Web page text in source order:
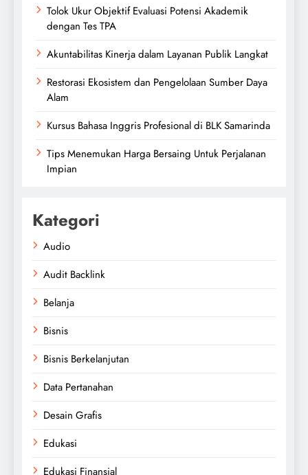
Tolok Ukur Objektif Evaluasi Potensi Akademik
dengan Tes TPA
Akuntabilitas Kinerja dalam Layanan Publik Langkat
Restorasi Ekosistem dan Pengelolaan Sumber Daya
Alam
Kursus Bahasa Inggris Profesional di BLK Samarinda
Tips Menemukan Harga Bersaing Untuk Perjalanan
Impian
Kategori
Audio
Audit Backlink
Belanja
Bisnis
Bisnis Berkelanjutan
Data Pertanahan
Desain Grafis
Edukasi
Edukasi Finansial